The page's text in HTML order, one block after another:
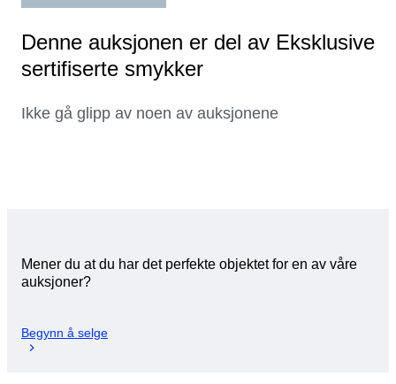
Denne auksjonen er del av Eksklusive
sertifiserte smykker
Ikke gå glipp av noen av auksjonene
Mener du at du har det perfekte objektet for en av våre
auksjoner?
Begynn å selge